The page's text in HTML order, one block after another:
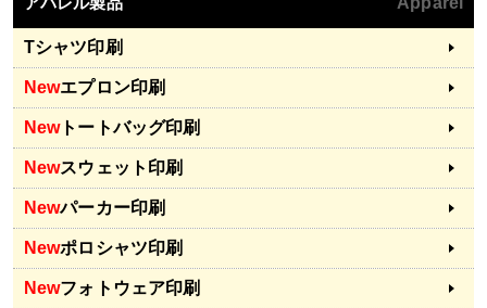
Tシャツ印刷
Newエプロン印刷
Newトートバッグ印刷
Newスウェット印刷
Newパーカー印刷
Newポロシャツ印刷
Newフォトウェア印刷